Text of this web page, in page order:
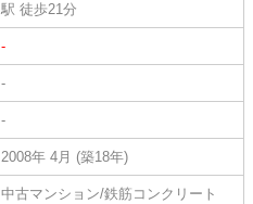
駅 徒歩21分
-
-
-
2008年 4月 (築18年)
中古マンション/鉄筋コンクリート